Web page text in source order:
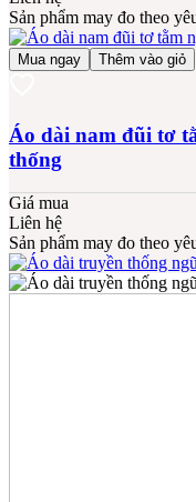
Sản phẩm may đo theo
Mua ngay Thêm vào giỏ
Áo dài nam đũi tơ
thống
Giá mua
Liên hệ
Sản phẩm may đo theo